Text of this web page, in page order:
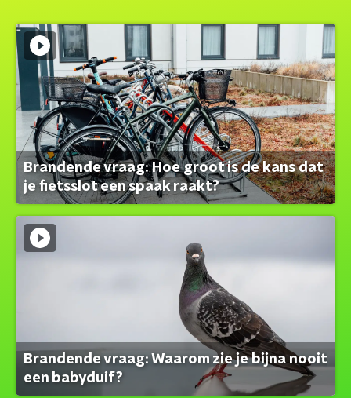
Brandende vraag: Hoe groot is de kans dat
je fietsslot een spaak raakt?
Brandende vraag: Waarom zie je bijna nooit
een babyduif?